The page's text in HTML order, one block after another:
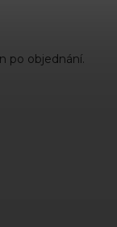
po objednání.